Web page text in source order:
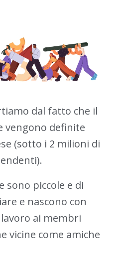
dal fatto che il
vengono definite
(sotto i 2 milioni di
sono piccole e di
e nascono con
ai membri
vicine come amiche